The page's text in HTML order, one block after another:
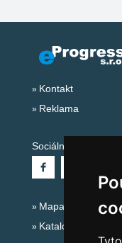
Kontakt
Reklama
Sociální sítě:
Mapa serveru
Katalog ubytování